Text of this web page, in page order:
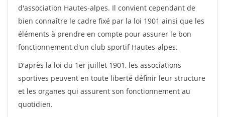
d'association Hautes-alpes. Il convient cependant de
bien connaître le cadre fixé par la loi 1901 ainsi que les
éléments à prendre en compte pour assurer le bon
fonctionnement d'un club sportif Hautes-alpes.
D'après la loi du 1er juillet 1901, les associations
sportives peuvent en toute liberté définir leur structure
et les organes qui assurent son fonctionnement au
quotidien.